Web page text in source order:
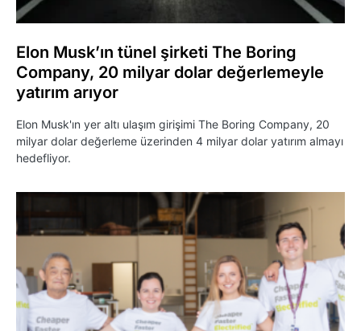
Elon Musk’ın tünel şirketi The Boring
Company, 20 milyar dolar değerlemeyle
yatırım arıyor
Elon Musk'ın yer altı ulaşım girişimi The Boring Company, 20
milyar dolar değerleme üzerinden 4 milyar dolar yatırım almayı
hedefliyor.